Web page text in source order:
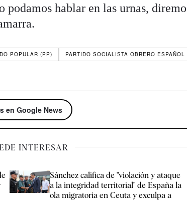
hablar en las urnas,
POPULAR (PP)
PARTIDO SOCIALISTA OBRERO ESPAÑOL
en Google News
INTERESAR
Sánchez califica de "violación y ataque
a la integridad territorial" de España la
ola migratoria en Ceuta y exculpa a